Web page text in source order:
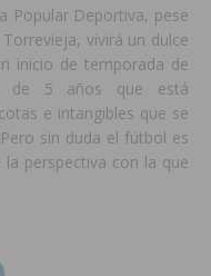
Popular Deportiva, pese
vivirá un dulce
inicio de temporada de
de 5 años que está
e intangibles que se
sin duda el fútbol es
perspectiva con la que